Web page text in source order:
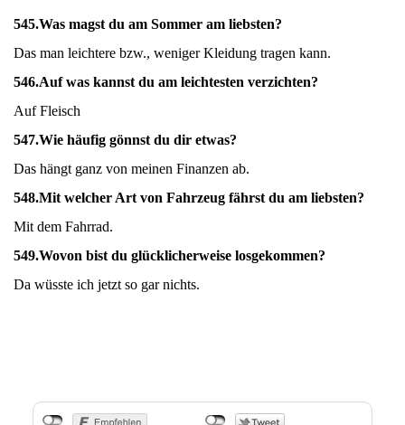
545.Was magst du am Sommer am liebsten?
Das man leichtere bzw., weniger Kleidung tragen kann.
546.Auf was kannst du am leichtesten verzichten?
Auf Fleisch
547.Wie häufig gönnst du dir etwas?
Das hängt ganz von meinen Finanzen ab.
548.Mit welcher Art von Fahrzeug fährst du am liebsten?
Mit dem Fahrrad.
549.Wovon bist du glücklicherweise losgekommen?
Da wüsste ich jetzt so gar nichts.